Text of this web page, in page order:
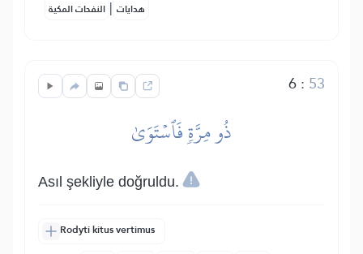
النفحات المكية | هدايات
6: 53
ذُو مِرَّةٖ فَٱسۡتَوَىٰ
Asıl şekliyle doğruldu.
Rodyti kitus vertimus